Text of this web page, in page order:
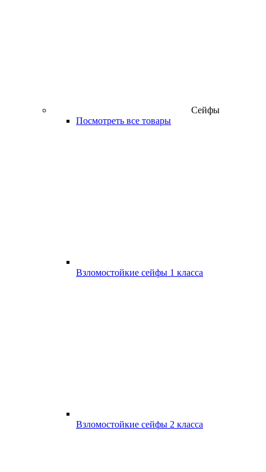
Сейфы
Посмотреть все товары
Взломостойкие сейфы 1 класса
Взломостойкие сейфы 2 класса